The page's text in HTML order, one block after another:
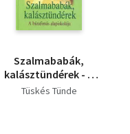
Szalmababák,
kalásztündérek - A
búzafonás
Tüskés Tünde